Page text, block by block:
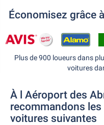
Économisez grâce
Plus de 900 loueurs dans
voitures
À l Aéroport des
recommandons
voitures suivantes